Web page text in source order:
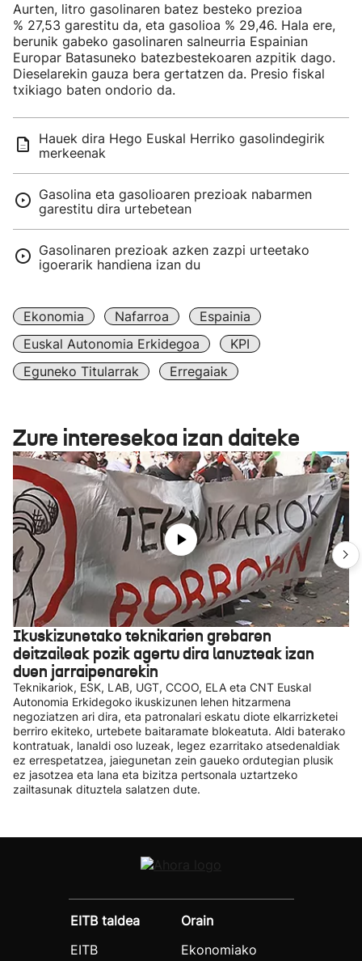
Aurten, litro gasolinaren batez besteko prezioa
% 27,53 garestitu da, eta gasolioa % 29,46. Hala ere,
berunik gabeko gasolinaren salneurria Espainian
Europar Batasuneko batezbestekoaren azpitik dago.
Dieselarekin gauza bera gertatzen da. Presio fiskal
txikiago baten ondorio da.
Hauek dira Hego Euskal Herriko gasolindegirik
merkeenak
Gasolina eta gasolioaren prezioak nabarmen
garestitu dira urtebetean
Gasolinaren prezioak azken zazpi urteetako
igoerarik handiena izan du
Ekonomia Nafarroa
Espainia
Euskal Autonomia Erkidegoa
KPI
Eguneko Titularrak
Erregaiak
Zure interesekoa izan daiteke
Ikuskizunetako teknikarien grebaren
deitzaileak pozik agertu dira lanuzteak izan
duen jarraipenarekin
Teknikariok, ESK, LAB, UGT, CCOO, ELA eta CNT Euskal
Autonomia Erkidegoko ikuskizunen lehen hitzarmena
negoziatzen ari dira, eta patronalari eskatu diote elkarrizketei
berriro ekiteko, urtebete baitaramate blokeatuta. Aldi baterako
kontratuak, lanaldi oso luzeak, legez ezarritako atsedenaldiak
ez errespetatzea, jaiegunetan zein gaueko ordutegian plusik
ez jasotzea eta lana eta bizitza pertsonala uztartzeko
zailtasunak dituztela salatzen dute.
EITB taldea
EITB
Orain
Ekonomiako